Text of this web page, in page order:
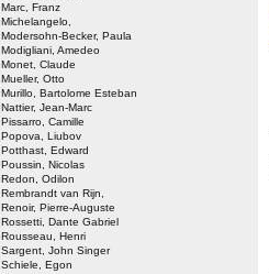
Marc, Franz
Michelangelo,
Modersohn-Becker, Paula
Modigliani, Amedeo
Monet, Claude
Mueller, Otto
Murillo, Bartolome Esteban
Nattier, Jean-Marc
Pissarro, Camille
Popova, Liubov
Potthast, Edward
Poussin, Nicolas
Redon, Odilon
Rembrandt van Rijn,
Renoir, Pierre-Auguste
Rossetti, Dante Gabriel
Rousseau, Henri
Sargent, John Singer
Schiele, Egon